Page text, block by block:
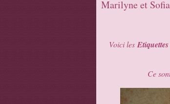
Marilyne et
Voici les Etiquettes
Ce